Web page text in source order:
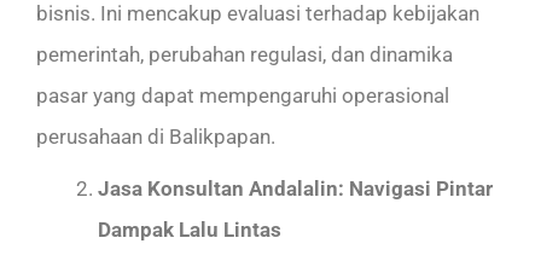
bisnis. Ini mencakup evaluasi terhadap kebijakan
pemerintah, perubahan regulasi, dan dinamika
pasar yang dapat mempengaruhi operasional
perusahaan di Balikpapan.
Jasa Konsultan Andalalin: Navigasi Pintar
Dampak Lalu Lintas